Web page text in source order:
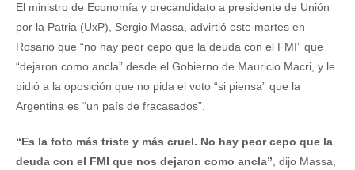
El ministro de Economía y precandidato a presidente de Unión
por la Patria (UxP), Sergio Massa, advirtió este martes en
Rosario que “no hay peor cepo que la deuda con el FMI” que
“dejaron como ancla” desde el Gobierno de Mauricio Macri, y le
pidió a la oposición que no pida el voto “si piensa” que la
Argentina es “un país de fracasados”.
“Es la foto más triste y más cruel. No hay peor cepo que la
deuda con el FMI que nos dejaron como ancla” , dijo Massa,